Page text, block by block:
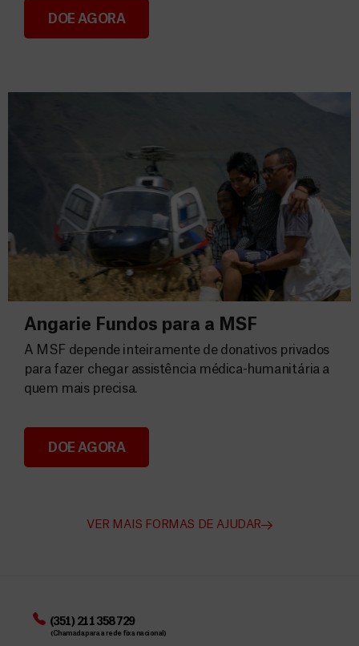
Consignação do IRS 2026
DOE AGORA
Angarie Fundos para a MSF
Angarie Fundos para a MSF
A MSF depende inteiramente de donativos privados
para fazer chegar assistência médica-humanitária a
quem mais precisa.
DOE AGORA
VER MAIS FORMAS DE AJUDAR
(351) 211 358 729
(Chamada para a rede fixa nacional)